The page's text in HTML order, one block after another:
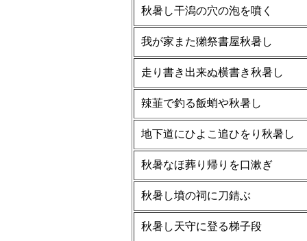
秋暑し干潟の穴の泡を噴く
我が家また獺祭書屋秋暑し
走り書き出来ぬ横書き秋暑し
辣韮で釣る飯蛸や秋暑し
地下道にひよこ追ひをり秋暑し
秋暑なほ葬り帰りを口漱ぎ
秋暑し墳の祠に刀錆ぶ
秋暑し天守に登る梯子段